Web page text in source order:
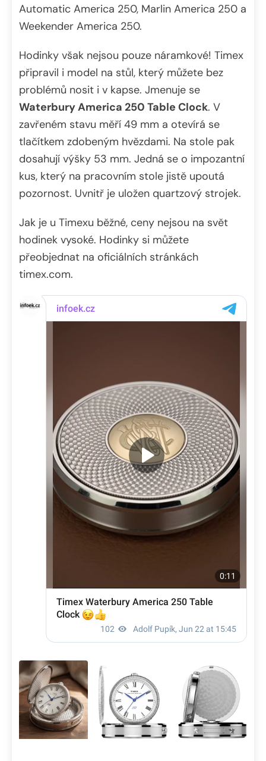
Automatic America 250, Marlin America 250 a
Weekender America 250.
Hodinky však nejsou pouze náramkové! Timex
připravil i model na stůl, který můžete bez
problémů nosit i v kapse. Jmenuje se
Waterbury America 250 Table Clock. V
zavřeném stavu měří 49 mm a otevírá se
tlačítkem zdobeným hvězdami. Na stole pak
dosahují výšky 53 mm. Jedná se o impozantní
kus, který na pracovním stole jistě upoutá
pozornost. Uvnitř je uložen quartzový strojek.
Jak je u Timexu běžné, ceny nejsou na svět
hodinek vysoké. Hodinky si můžete
přeobjednat na oficiálních stránkách
timex.com.